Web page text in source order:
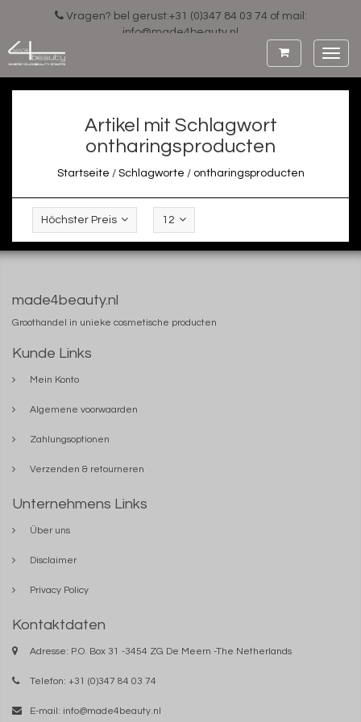
Vragen? bel gerust:+31 (0)347 84 03 74 of mail:
info@made4beauty.nl
Artikel mit Schlagwort
ontharingsproducten
Startseite / Schlagworte / ontharingsproducten
Höchster Preis 12
made4beauty.nl
Groothandel in unieke cosmetische producten
Kunde Links
Mein Konto
Algemene voorwaarden
Zahlungsoptionen
Verzenden & retourneren
Unternehmens Links
Über uns
Disclaimer
Privacy Policy
Kontaktdaten
Adresse: P.O. Box 31 -3454 ZG De Meern -The Netherlands
Telefon: +31 (0)347 84 03 74
E-mail: info@made4beauty.nl